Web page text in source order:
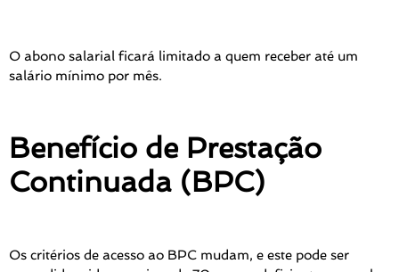
O abono salarial ficará limitado a quem receber até um
salário mínimo por mês.
Benefício de Prestação
Continuada (BPC)
Os critérios de acesso ao BPC mudam, e este pode ser